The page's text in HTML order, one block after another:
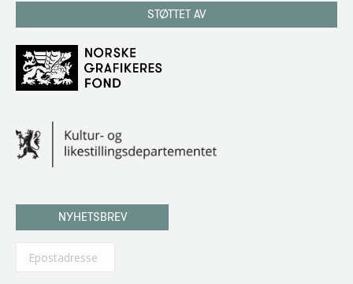
STØTTET AV
NYHETSBREV